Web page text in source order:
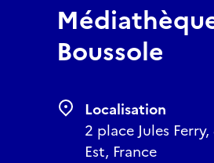
Boussole
Localisation
2 place Jules
Est, France